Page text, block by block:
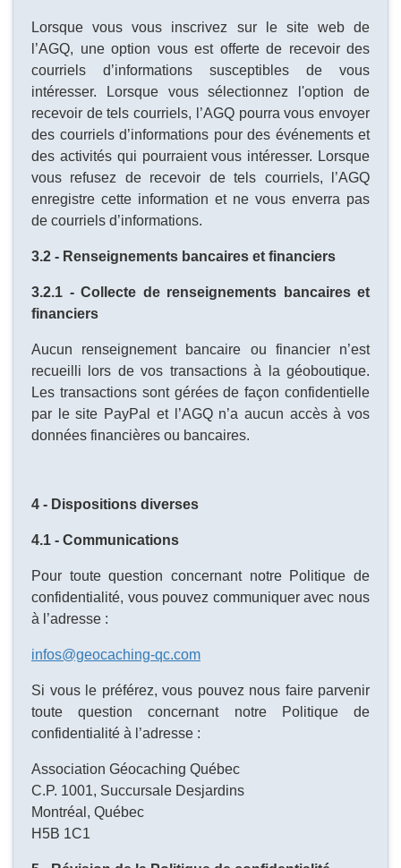
Lorsque vous vous inscrivez sur le site web de
l’AGQ, une option vous est offerte de recevoir des
courriels d’informations susceptibles de vous
intéresser. Lorsque vous sélectionnez l'option de
recevoir de tels courriels, l’AGQ pourra vous envoyer
des courriels d’informations pour des événements et
des activités qui pourraient vous intéresser. Lorsque
vous refusez de recevoir de tels courriels, l’AGQ
enregistre cette information et ne vous enverra pas
de courriels d’informations.
3.2 - Renseignements bancaires et financiers
3.2.1 - Collecte de renseignements bancaires et
financiers
Aucun renseignement bancaire ou financier n’est
recueilli lors de vos transactions à la géoboutique.
Les transactions sont gérées de façon confidentielle
par le site PayPal et l’AGQ n’a aucun accès à vos
données financières ou bancaires.
4 - Dispositions diverses
4.1 - Communications
Pour toute question concernant notre Politique de
confidentialité, vous pouvez communiquer avec nous
à l’adresse :
infos@geocaching-qc.com
Si vous le préférez, vous pouvez nous faire parvenir
toute question concernant notre Politique de
confidentialité à l’adresse :
Association Géocaching Québec
C.P. 1001, Succursale Desjardins
Montréal, Québec
H5B 1C1